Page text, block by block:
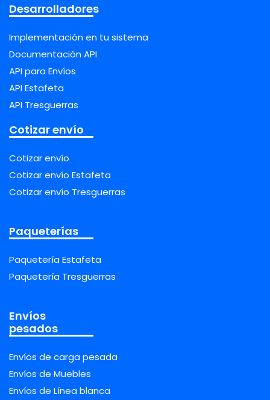
Desarrolladores
Implementación en tu sistema
Documentación API
API para Envíos
API Estafeta
API Tresguerras
Cotizar envío
Cotizar envío
Cotizar envío Estafeta
Cotizar envío Tresguerras
Paqueterías
Paquetería Estafeta
Paquetería Tresguerras
Envíos
pesados
Envíos de carga pesada
Envíos de Muebles
Envíos de Línea blanca